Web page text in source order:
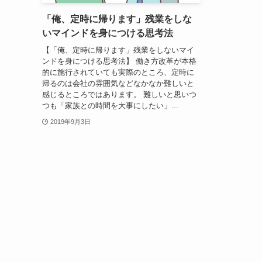
「俺、定時に帰ります」残業をしな
いマインドを身につける思考法
【「俺、定時に帰ります」残業をしないマイ
ンドを身につける思考法】 働き方改革が本格
的に施行されていても実際のところ、定時に
帰るのは会社の雰囲気などなかなか難しいと
感じるところではあります。 難しいと思いつ
つも「家族との時間を大事にしたい」...
2019年9月3日